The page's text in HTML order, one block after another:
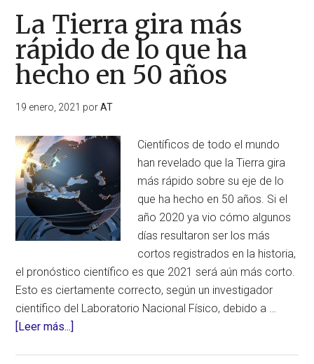
La Tierra gira más
rápido de lo que ha
hecho en 50 años
19 enero, 2021 porAT
Científicos de todo el mundo
han revelado que la Tierra gira
más rápido sobre su eje de lo
que ha hecho en 50 años. Si el
año 2020 ya vio cómo algunos
días resultaron ser los más
cortos registrados en la historia,
el pronóstico científico es que 2021 será aún más corto.
Esto es ciertamente correcto, según un investigador
científico del Laboratorio Nacional Físico, debido a …
[Leer más...]